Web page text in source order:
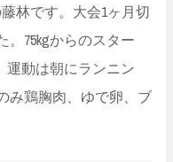
林です。大会1ヶ月切
。75kgからのスター
運動は朝にランニン
み鶏胸肉、ゆで卵、ブ